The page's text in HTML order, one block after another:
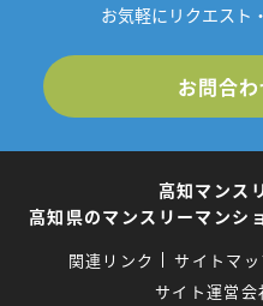
お気軽にリクエスト
お問合
高知マンス
高知県のマンスリーマンシ
関連リンク サイトマ
サイト運営会